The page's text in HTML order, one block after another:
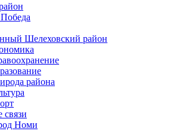
Шелеховский район
района
Номи